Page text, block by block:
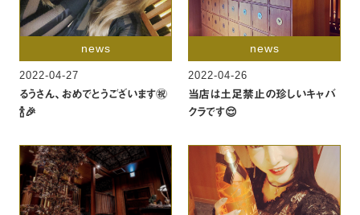
news
2022-04-27
るうさん、おめでとうございます㊗️
🍾🎉
news
2022-04-26
当店は土足禁止の珍しいキャバ
クラです😌